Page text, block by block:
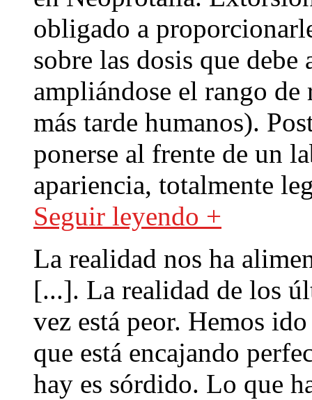
obligado a
sobre las dosis que
ampliándose el rango
más tarde humanos).
ponerse al frente de un
apariencia, totalmente
Seguir leyendo +
La realidad nos ha
[...]. La realidad de los
vez está peor. Hemos
que está encajando
hay es sórdido. Lo que